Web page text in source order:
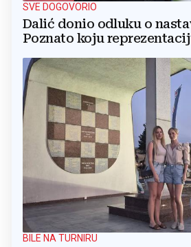
SVE DOGOVORIO
Dalić donio odluku o
Poznato koju
BILE NA TURNIRU